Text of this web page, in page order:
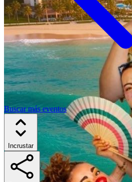
Buscar más eventos
Incrustar